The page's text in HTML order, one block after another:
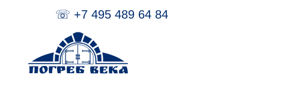
☏ +7 495 489 64 84